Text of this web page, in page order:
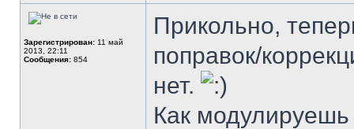
Зарегистрирован: 11 май
2013, 22:11
Сообщения: 854
Прикольно,
поправок/
нет.
Как